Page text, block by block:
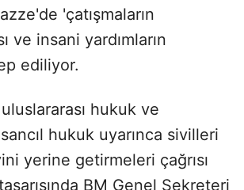
'çatışmaların
ve insani yardımların
ediliyor.
hukuk ve
hukuk uyarınca sivilleri
yerine getirmeleri çağrısı
BM Genel Sekreteri